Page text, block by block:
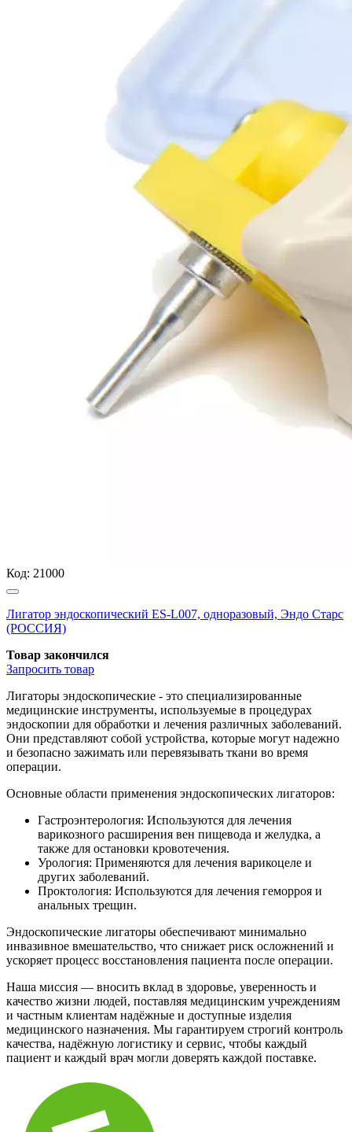
Код: 21000
Лигатор эндоскопический ES-L007, одноразовый, Эндо Старс
(РОССИЯ)
Товар закончился
Запросить товар
Лигаторы эндоскопические - это специализированные
медицинские инструменты, используемые в процедурах
эндоскопии для обработки и лечения различных заболеваний.
Они представляют собой устройства, которые могут надежно
и безопасно зажимать или перевязывать ткани во время
операции.
Основные области применения эндоскопических лигаторов:
Гастроэнтерология: Используются для лечения
варикозного расширения вен пищевода и желудка, а
также для остановки кровотечения.
Урология: Применяются для лечения варикоцеле и
других заболеваний.
Проктология: Используются для лечения геморроя и
анальных трещин.
Эндоскопические лигаторы обеспечивают минимально
инвазивное вмешательство, что снижает риск осложнений и
ускоряет процесс восстановления пациента после операции.
Наша миссия — вносить вклад в здоровье, уверенность и
качество жизни людей, поставляя медицинским учреждениям
и частным клиентам надёжные и доступные изделия
медицинского назначения. Мы гарантируем строгий контроль
качества, надёжную логистику и сервис, чтобы каждый
пациент и каждый врач могли доверять каждой поставке.